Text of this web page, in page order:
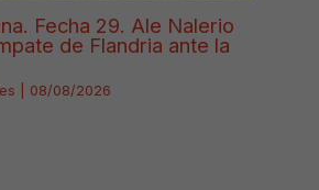
Fecha 29. Ale Nalerio
de Flandria ante la
08/08/2026